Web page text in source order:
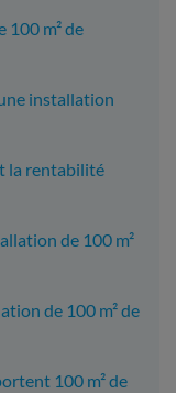
100 m² de
installation
la rentabilité
de 100 m²
de 100 m² de
100 m² de